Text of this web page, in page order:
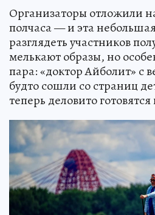
Организаторы отложили
полчаса — и эта
разглядеть участников
мелькают образы, но
пара: «доктор Айболит» с
будто сошли со страниц
теперь деловито готовятся